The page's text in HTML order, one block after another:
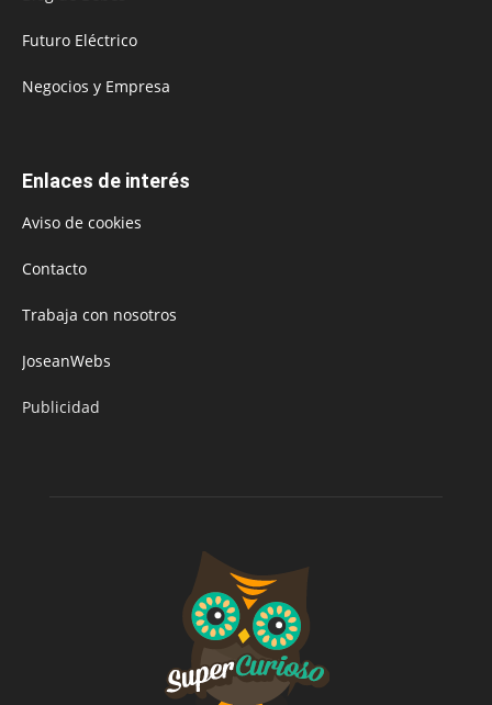
Futuro Eléctrico
Negocios y Empresa
Enlaces de interés
Aviso de cookies
Contacto
Trabaja con nosotros
JoseanWebs
Publicidad